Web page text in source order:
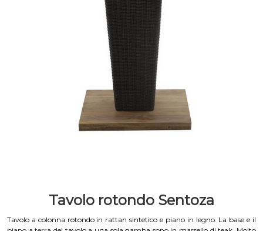
Tavolo rotondo Sentoza
Tavolo a colonna rotondo in rattan sintetico e piano in legno. La base e il